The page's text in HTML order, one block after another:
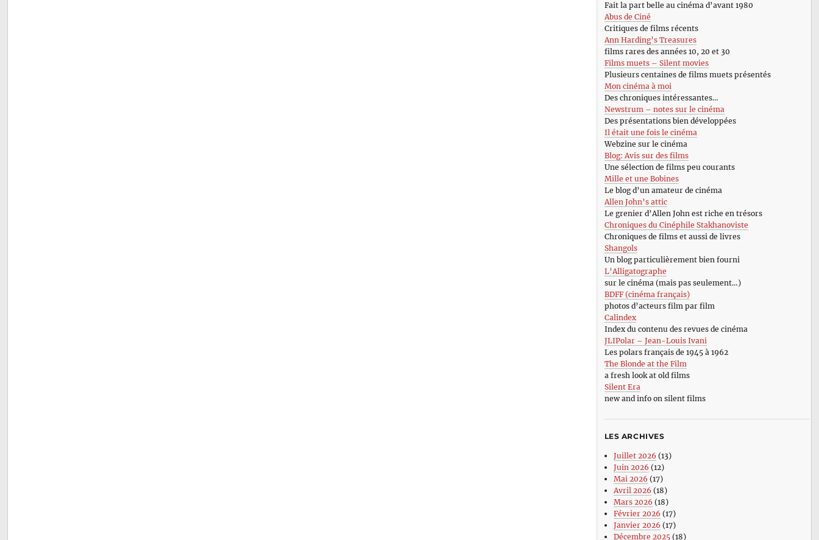
Fait la part belle au cinéma d’avant 1980
Abus de Ciné
Critiques de films récents
Ann Harding’s Treasures
films rares des années 10, 20 et 30
Films muets – Silent movies
Plusieurs centaines de films muets présentés
Mon cinéma à moi
Des chroniques intéressantes…
Newstrum – notes sur le cinéma
Des présentations bien développées
Il était une fois le cinéma
Webzine sur le cinéma
Blog: Avis sur des films
Une sélection de films peu courants
Mille et une Bobines
Le blog d’un amateur de cinéma
Allen John’s attic
Le grenier d’Allen John est riche en trésors
Chroniques du Cinéphile Stakhanoviste
Chroniques de films et aussi de livres
Shangols
Un blog particulièrement bien fourni
L’Alligatographe
sur le cinéma (mais pas seulement…)
BDFF (cinéma français)
photos d’acteurs film par film
Calindex
Index du contenu des revues de cinéma
JLIPolar – Jean-Louis Ivani
Les polars français de 1945 à 1962
The Blonde at the Film
a fresh look at old films
Silent Era
new and info on silent films
LES ARCHIVES
Juillet 2026 (13)
Juin 2026 (12)
Mai 2026 (17)
Avril 2026 (18)
Mars 2026 (18)
Février 2026 (17)
Janvier 2026 (17)
Décembre 2025(18)